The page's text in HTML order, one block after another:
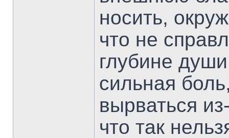
носить,
что не
глубине
сильная
вырваться
что так